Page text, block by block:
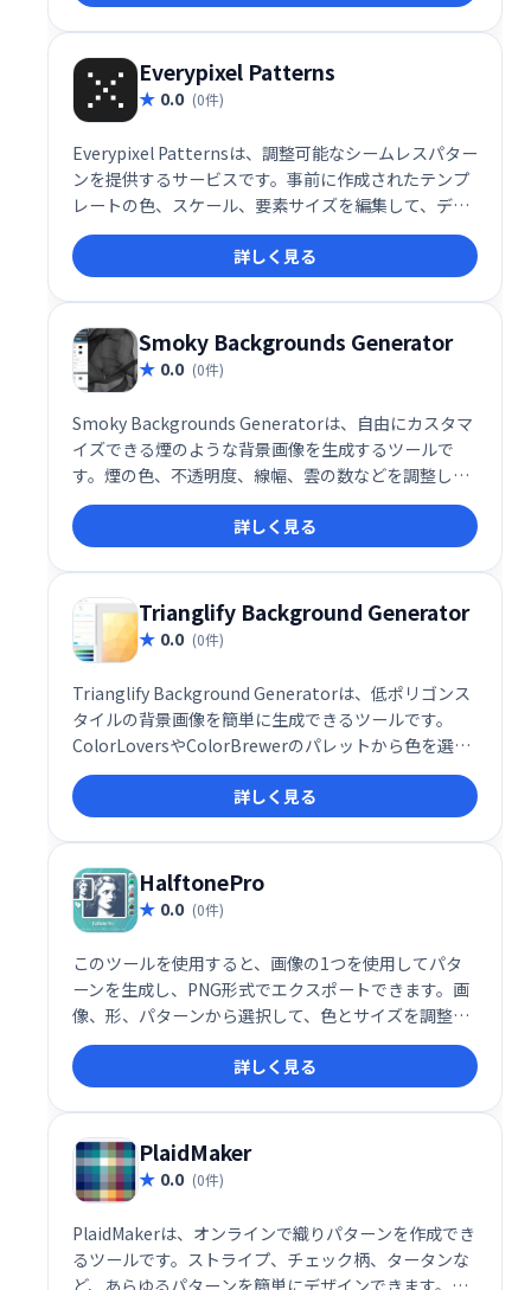
Everypixel Patterns
0.0 (0件)
Everypixel Patternsは、調整可能なシームレスパター
ンを提供するサービスです。事前に作成されたテンプ
レートの色、スケール、要素サイズを編集して、デザ
インに最適なパターンを作成できます。無料ダウンロ
ードが可能で、著作権や使用料を気にする必要はあり
ません。様々なデザインプロジェクトで、手軽に高品
質なパターンを活用できます。
詳しく見る
Smoky Backgrounds Generator
0.0 (0件)
Smoky Backgrounds Generatorは、自由にカスタマ
イズできる煙のような背景画像を生成するツールで
す。煙の色、不透明度、線幅、雲の数などを調整し、
あなただけの幻想的な背景を作成できます。魅力的な
ビジュアル効果を加えたいデザインワークに最適で
す。
詳しく見る
Trianglify Background Generator
0.0 (0件)
Trianglify Background Generatorは、低ポリゴンス
タイルの背景画像を簡単に生成できるツールです。
ColorLoversやColorBrewerのパレットから色を選ん
で、グラデーションやセルのパディングなどを調整
し、オリジナルの背景を作成できます。
詳しく見る
HalftonePro
0.0 (0件)
このツールを使用すると、画像の1つを使用してパタ
ーンを生成し、PNG形式でエクスポートできます。画
像、形、パターンから選択して、色とサイズを調整で
きます。独自の画像をアップロードし、SVG形式でパ
ターンをダウンロードできる有料版もあります。
詳しく見る
PlaidMaker
0.0 (0件)
PlaidMakerは、オンラインで織りパターンを作成でき
るツールです。ストライプ、チェック柄、タータンな